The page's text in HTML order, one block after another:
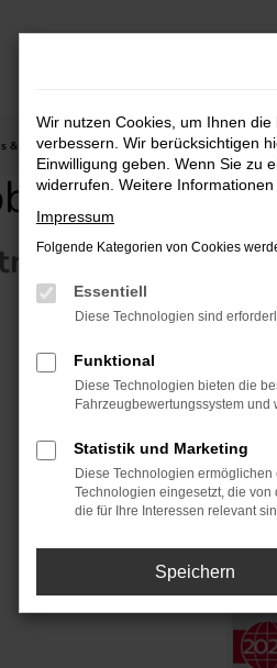
& Aktuelles Nissan Global Award 2024
Award
gehören zu
Wir nutzen Cookies, um Ihnen
verbessern. Wir berücksichtigen
Einwilligung geben. Wenn Sie zu
widerrufen. Weitere
Impressum
Folgende Kategorien von Cookies
Essentiell
Diese Technologien sind
Funktional
Diese Technologien bieten die
Fahrzeugbewertungssystem und
Statistik und Marketing
Diese Technologien
Technologien eingesetzt, die
die für Ihre Interessen relevant
Speichern